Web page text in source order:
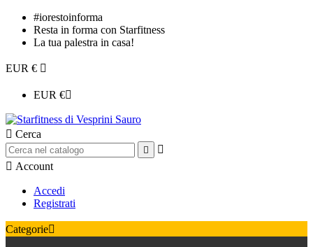
#iorestoinforma
Resta in forma con Starfitness
La tua palestra in casa!
EUR € 
EUR €
 Cerca


 Account
Accedi
Registrati
Categorie